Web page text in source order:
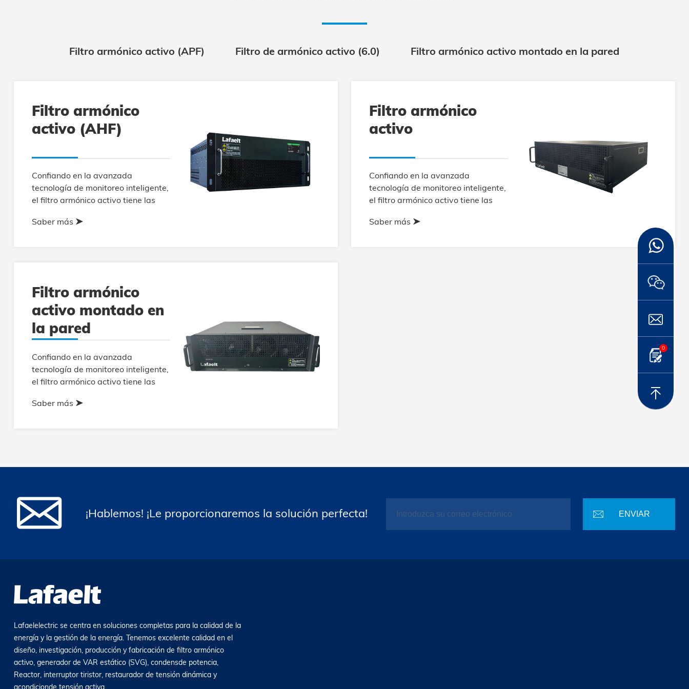
Filtro armónico activo (APF) Filtro de armónico activo (6.0) Filtro armónico activo montado en la pared
Filtro armónico
activo (AHF)
Confiando en la avanzada
tecnología de monitoreo inteligente,
el filtro armónico activo tiene las
pequeño, de mayor rendimiento,
Saber más
Filtro armónico
activo
Confiando en la avanzada
tecnología de monitoreo inteligente,
el filtro armónico activo tiene las
pequeño, de mayor rendimiento,
Saber más
Filtro armónico
activo montado en
la pared
Confiando en la avanzada
tecnología de monitoreo inteligente,
el filtro armónico activo tiene las
pequeño, de mayor rendimiento,
Saber más
0
¡Hablemos! ¡Le proporcionaremos la solución perfecta!
Lafaelelectric se centra en soluciones completas para la calidad de la
energía y la gestión de la energía. Tenemos excelente calidad en el
diseño, investigación, producción y fabricación de filtro armónico
activo, generador de VAR estático (SVG), condensde potencia,
Reactor, interruptor tiristor, restaurador de tensión dinámica y
acondicionde tensión activa.